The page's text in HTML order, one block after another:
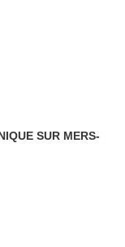
SUR MERS-